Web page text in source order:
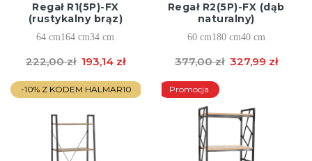
Regał R1(5P)-FX
(rustykalny brąz)
64 cm164 cm34 cm
193,14 zł
222,00 zł
Regał R2(5P)-FX (dąb
naturalny)
60 cm180 cm40 cm
327,99 zł
377,00 zł
-10% Z KODEM HALMAR10 Promocja